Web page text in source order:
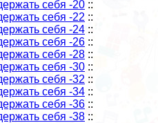
себя -20 ::
себя -22 ::
себя -24 ::
себя -26 ::
себя -28 ::
себя -30 ::
себя -32 ::
себя -34 ::
себя -36 ::
себя -38 ::